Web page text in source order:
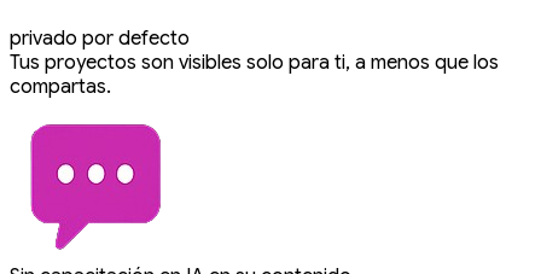
privado por defecto
Tus proyectos son visibles solo para ti, a menos que los
compartas.